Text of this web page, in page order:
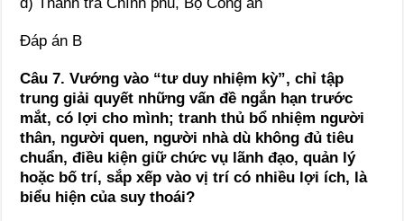
Đáp án B
Câu 7. Vướng vào “tư duy nhiệm kỳ”, chỉ tập
trung giải quyết những vấn đề ngắn hạn trước
mắt, có lợi cho mình; tranh thủ bổ nhiệm người
thân, người quen, người nhà dù không đủ tiêu
chuẩn, điều kiện giữ chức vụ lãnh đạo, quản lý
hoặc bố trí, sắp xếp vào vị trí có nhiều lợi ích, là
biểu hiện của suy thoái?